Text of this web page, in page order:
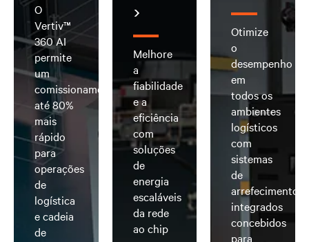
O
Vertiv™
360 AI
permite
um
comissionamento
até 80%
mais
rápido
para
operações
de
logística
e cadeia
de
Melhore
a
fiabilidade
e a
eficiência
com
soluções
de
energia
escaláveis
da rede
ao chip
Otimize
o
desempenho
em
todos os
ambientes
logísticos
com
sistemas
de
arrefecimento
integrados
concebidos
para